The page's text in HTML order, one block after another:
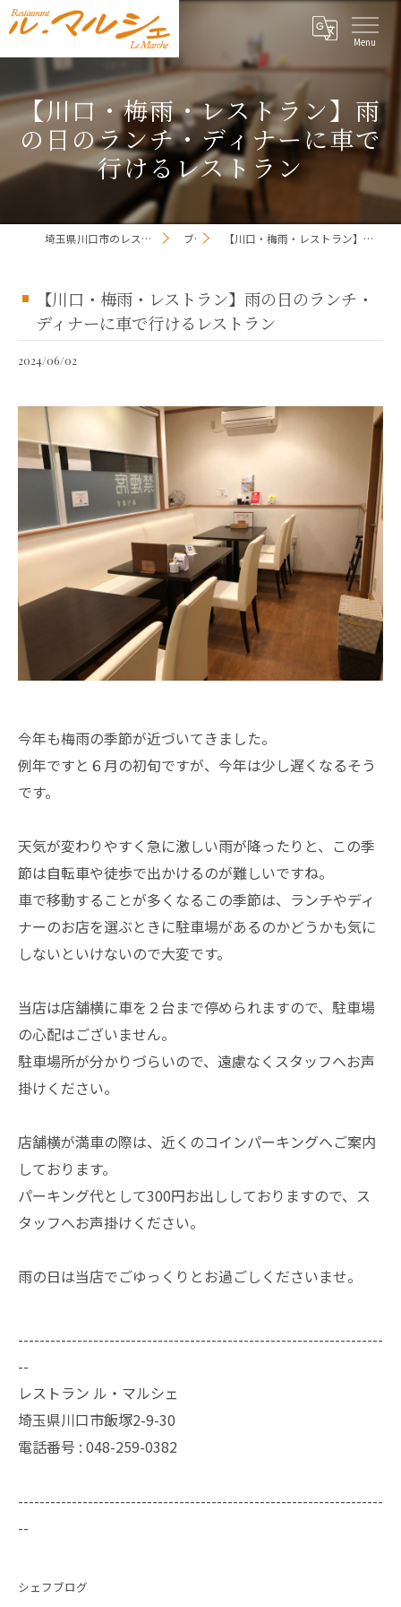
【川口・梅雨・レストラン】雨
の日のランチ・ディナーに車で
行けるレストラン
埼玉県川口市のレストランならレストラン ル・マルシェ ブログ 【川口・梅雨・レストラン】雨の日のランチ・ディナーに車で行けるレストラン
【川口・梅雨・レストラン】雨の日のランチ・
ディナーに車で行けるレストラン
2024/06/02
今年も梅雨の季節が近づいてきました。
例年ですと６月の初旬ですが、今年は少し遅くなるそう
です。
天気が変わりやすく急に激しい雨が降ったりと、この季
節は自転車や徒歩で出かけるのが難しいですね。
車で移動することが多くなるこの季節は、ランチやディ
ナーのお店を選ぶときに駐車場があるのかどうかも気に
しないといけないので大変です。
当店は店舗横に車を２台まで停められますので、駐車場
の心配はございません。
駐車場所が分かりづらいので、遠慮なくスタッフへお声
掛けください。
店舗横が満車の際は、近くのコインパーキングへご案内
しております。
パーキング代として300円お出ししておりますので、ス
タッフへお声掛けください。
雨の日は当店でごゆっくりとお過ごしくださいませ。
--------------------------------------------------------------------
--
レストラン ル・マルシェ
埼玉県川口市飯塚2-9-30
電話番号 : 048-259-0382
--------------------------------------------------------------------
--
シェフブログ